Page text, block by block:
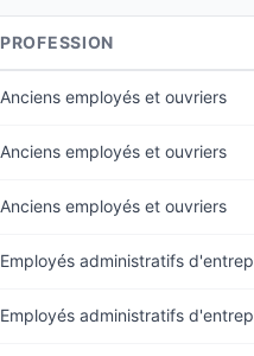
PROFESSION
Anciens employés et ouvriers
Anciens employés et ouvriers
Anciens employés et ouvriers
Employés administratifs
Employés administratifs